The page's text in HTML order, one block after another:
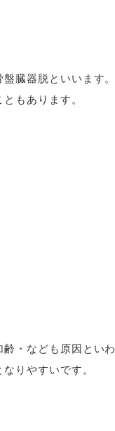
臓器脱といいます。
もあります。
・なども原因といわ
りやすいです。